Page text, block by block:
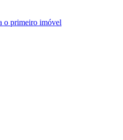
o primeiro imóvel